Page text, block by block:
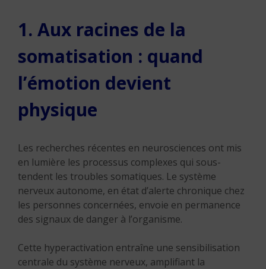
1. Aux racines de la
somatisation : quand
l’émotion devient
physique
Les recherches récentes en neurosciences ont mis
en lumière les processus complexes qui sous-
tendent les troubles somatiques. Le système
nerveux autonome, en état d’alerte chronique chez
les personnes concernées, envoie en permanence
des signaux de danger à l’organisme.
Cette hyperactivation entraîne une sensibilisation
centrale du système nerveux, amplifiant la